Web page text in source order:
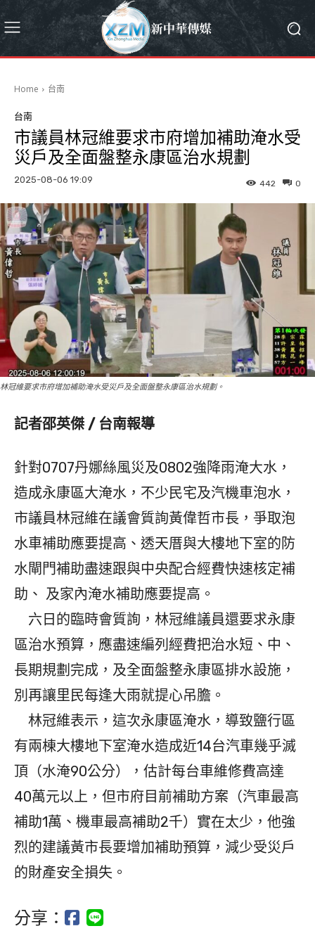
Home 台南
台南
市議員林冠維要求市府增加補助淹水受
災戶及全面盤整永康區治水規劃
2025-08-06 19:09 0
442
林冠維要求市府增加補助淹水受災戶及全面盤整永康區治水規劃。
記者邵英傑 / 台南報導
針對0707丹娜絲風災及0802強降雨淹大水，
造成永康區大淹水，不少民宅及汽機車泡水，
市議員林冠維在議會質詢黃偉哲市長，爭取泡
水車補助應要提高、透天厝與大樓地下室的防
水閘門補助盡速跟與中央配合經費快速核定補
助、 及家內淹水補助應要提高。
六日的臨時會質詢，林冠維議員還要求永康
區治水預算，應盡速編列經費把治水短、中、
長期規劃完成，及全面盤整永康區排水設施，
別再讓里民每逢大雨就提心吊膽。
林冠維表示，這次永康區淹水，導致鹽行區
有兩棟大樓地下室淹水造成近14台汽車幾乎滅
頂（水淹90公分），估計每台車維修費高達
40萬元以上，但市府目前補助方案（汽車最高
補助1萬、機車最高補助2千）實在太少，他強
烈的建議黃市長要增加補助預算，減少受災戶
的財產安全損失。
分享：